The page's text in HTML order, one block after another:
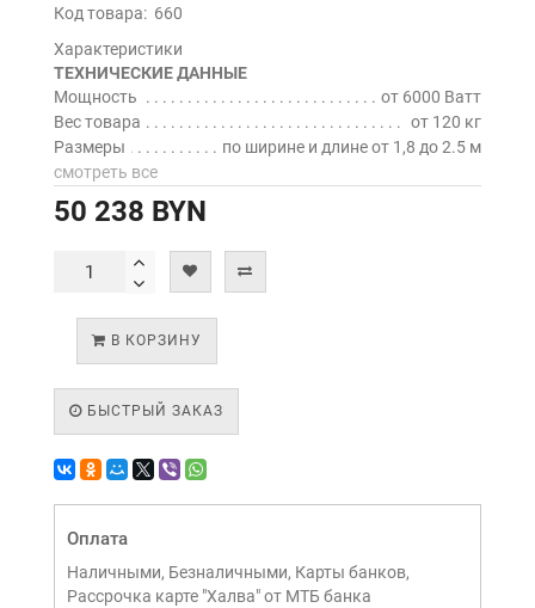
Код товара: 660
Характеристики
ТЕХНИЧЕСКИЕ ДАННЫЕ
Мощность
от 6000 Ватт
Вес товара
от 120 кг
Размеры
по ширине и длине от 1,8 до 2.5 м
смотреть все
50 238 BYN
В КОРЗИНУ
БЫСТРЫЙ ЗАКАЗ
Оплата
Наличными, Безналичными, Карты банков,
Рассрочка карте "Халва" от МТБ банка